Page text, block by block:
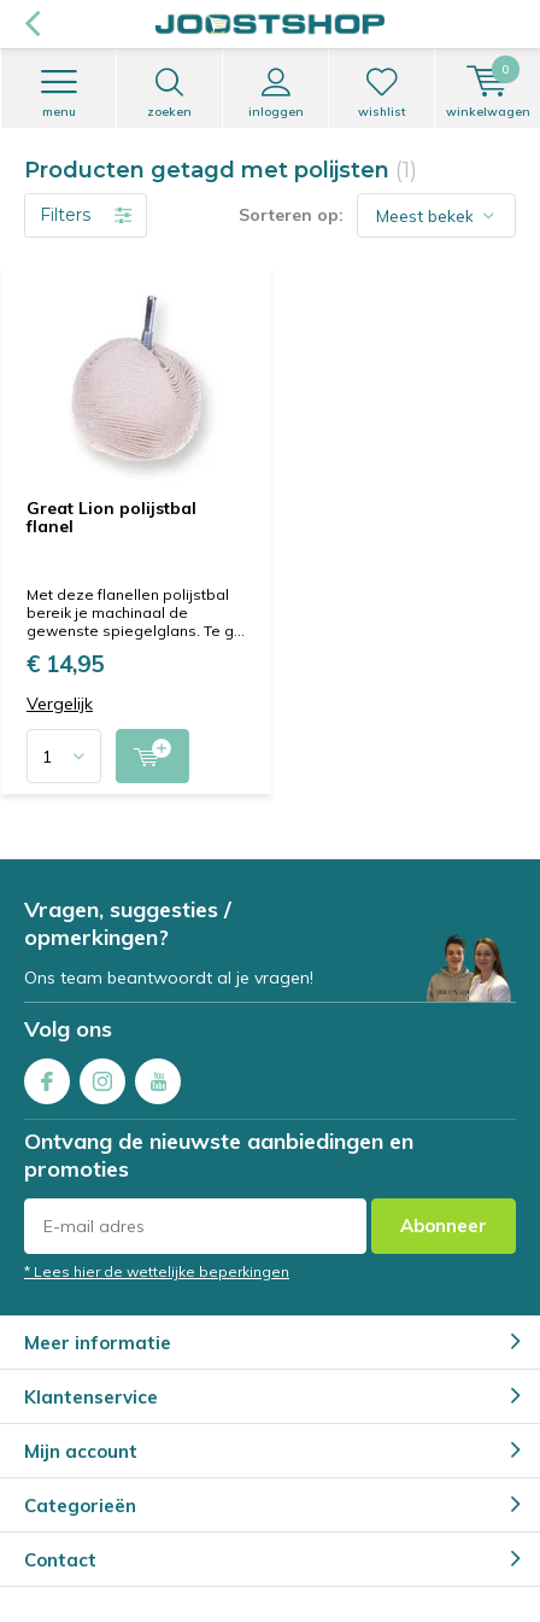
zoeken inloggen
menu wishlist winkelwagen
0
Producten getagd met polijsten (1)
Filters Sorteren op:
Great Lion polijstbal
flanel
Met deze flanellen polijstbal
bereik je machinaal de
gewenste spiegelglans. Te g...
€ 14,95
Vergelijk
Vragen, suggesties /
opmerkingen?
Ons team beantwoordt al je vragen!
Volg ons
Ontvang de nieuwste aanbiedingen en
promoties
Abonneer
* Lees hier de wettelijke beperkingen
Meer informatie
Klantenservice
Mijn account
Categorieën
Contact